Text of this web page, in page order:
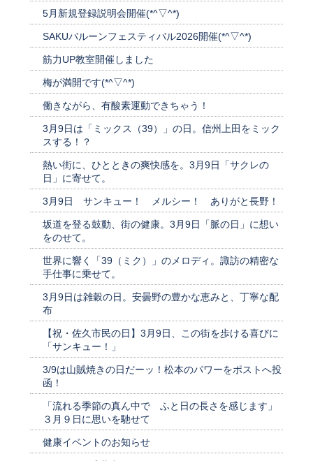
5月新規登録説明会開催(*^▽^*)
SAKUバルーンフェスティバル2026開催(*^▽^*)
筋力UP教室開催しました
梅が満開です(*^▽^*)
働きながら、有酸素運動できちゃう！
3月9日は「ミックス（39）」の日。信州上田をミック
スする！？
熱い街に、ひとときの爽快感を。3月9日「サクレの
日」に寄せて。
3月9日 サンキュー！ メルシー！ ありがと長野！
坂道を登る鼓動、街の健康。3月9日「脈の日」に想い
をのせて。
世界に響く「39（ミク）」のメロディ。諏訪の精密な
手仕事に乗せて。
3月9日は雑穀の日。安曇野の豊かな恵みと、丁寧な配
布
【祝・佐久市民の日】3月9日、この街を歩ける喜びに
「サンキュー！」
3/9は山賊焼きの日だーッ！松本のパワーをポストへ投
函！
「流れる季節の真ん中で ふと日の長さを感じます」
３月９日に思いを馳せて
健康イベントのお知らせ